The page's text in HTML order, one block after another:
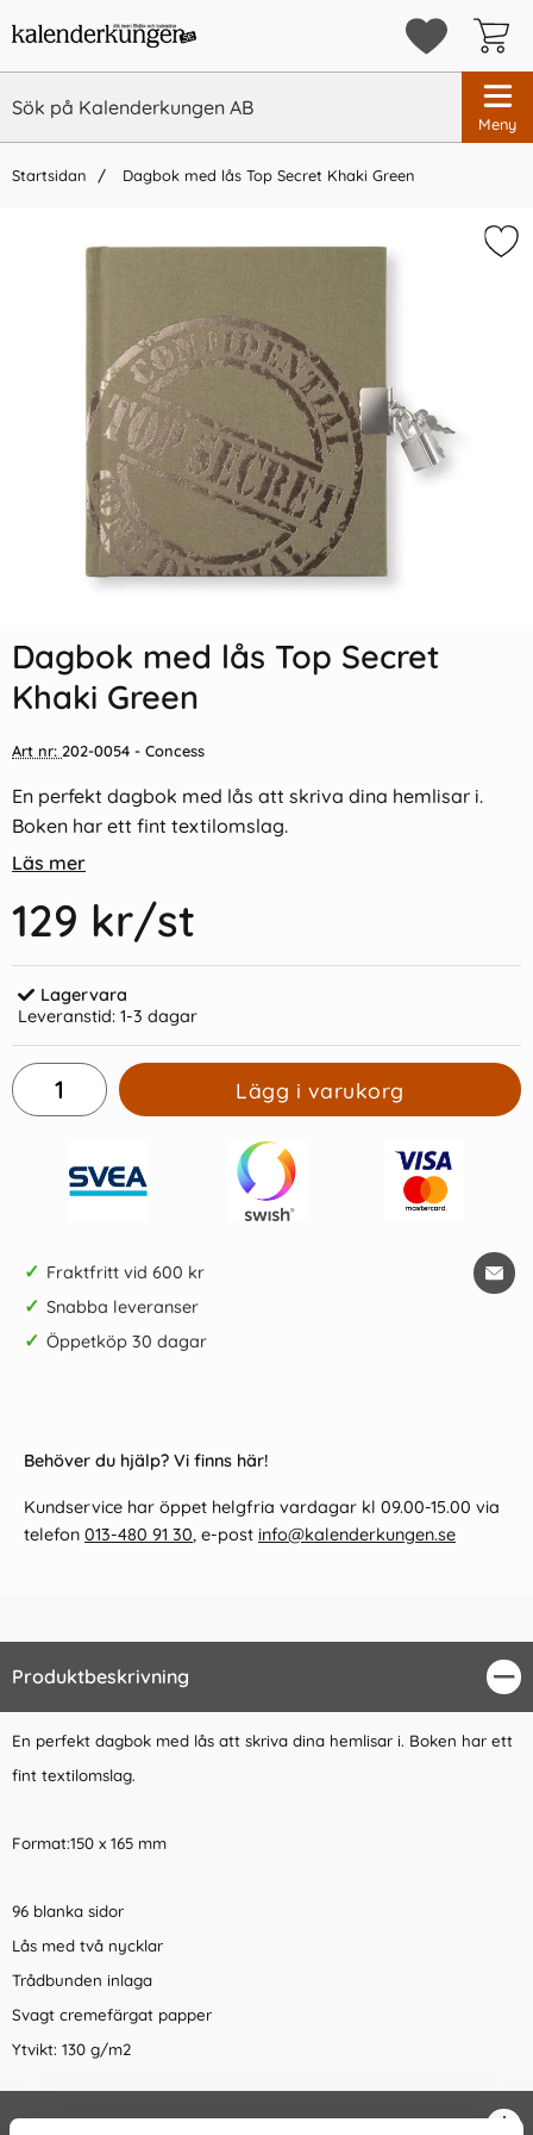
Meny
Startsidan Dagbok med lås Top Secret Khaki Green
Vi rekommenderar
55 kr/st 39 kr/st
Dagbok med lås Top Secret
Khaki Green
Art nr: 202-0054 - Concess
En perfekt dagbok med lås att skriva dina hemlisar i.
Boken har ett fint textilomslag.
Läs mer
129 kr/st
Lagervara
Leveranstid: 1-3 dagar
Lägg i varukorg
✓ Fraktfritt vid 600 kr
✓ Snabba leveranser
✓ Öppetköp 30 dagar
Behöver du hjälp? Vi finns här!
Kundservice har öppet helgfria vardagar kl 09.00-15.00 via
telefon 013-480 91 30, e-post info@kalenderkungen.se
Produktbeskrivning
En perfekt dagbok med lås att skriva dina hemlisar i. Boken har ett
fint textilomslag.
Format:150 x 165 mm
96 blanka sidor
Lås med två nycklar
Trådbunden inlaga
Svagt cremefärgat papper
Ytvikt: 130 g/m2
Egenskaper